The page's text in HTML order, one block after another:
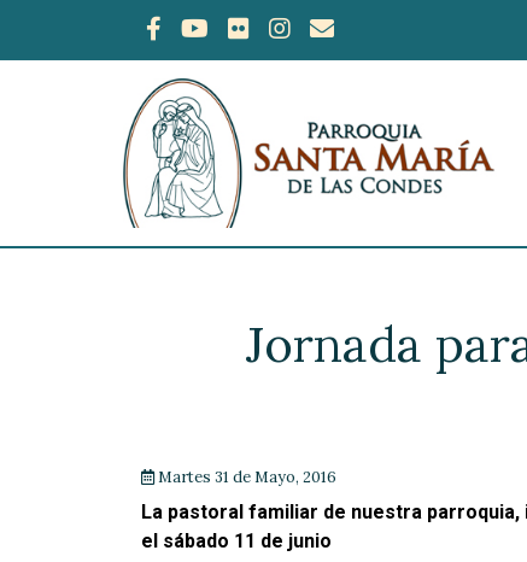
Jornada
Martes 31 de Mayo, 2016
La pastoral familiar de nuestra
el sábado 11 de junio